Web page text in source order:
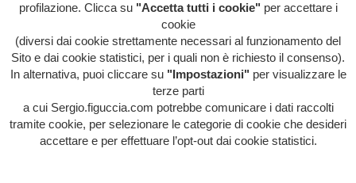
personale
HOME/EVENTI/EVIDENZA/HOME/ HORROR
IL POTERE DA POTARE /ITALIA ITALIA
ITALIA/LIBERA-MENTE/ORRORI DI
STAMPA
QUESTA FOLLE SOCIETÀ
VOCI
DALL'INTERNO/INADEGUATEZZA LAPALISSIANA
profilazione. Clicca su "Accetta tutti i cookie" per accettare i
cookie
(diversi dai cookie strettamente necessari al funzionamento del
Sito e dai cookie statistici, per i quali non è richiesto il consenso).
In alternativa, puoi cliccare su "Impostazioni" per visualizzare le
terze parti
a cui Sergio.figuccia.com potrebbe comunicare i dati raccolti
tramite cookie, per selezionare le categorie di cookie che desideri
accettare e per effettuare l’opt-out dai cookie statistici.